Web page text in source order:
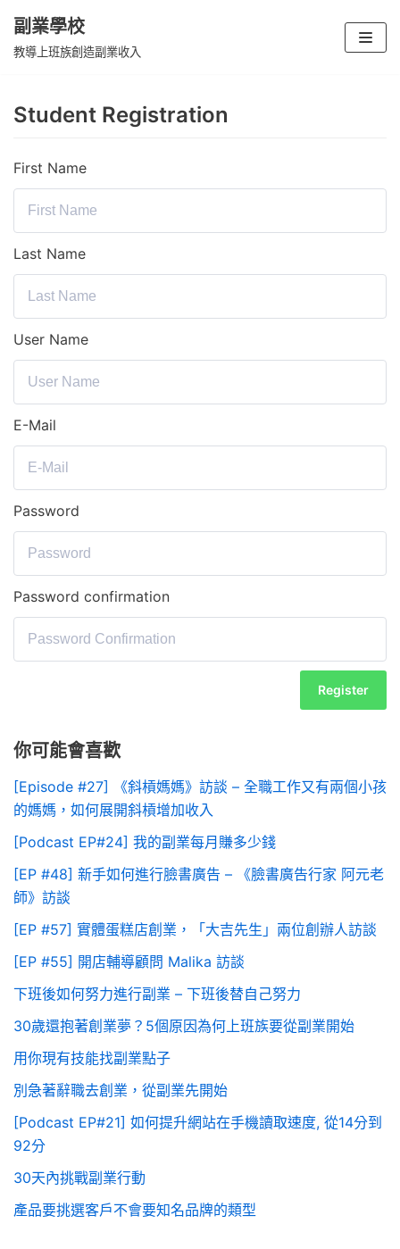
Skip
副業學校
教導上班族創造副業收入
Student Registration
First Name
Last Name
User Name
E-Mail
Password
Password confirmation
Register
你可能會喜歡
[Episode #27] 《斜槓媽媽》訪談 – 全職工作又有兩個小孩
的媽媽，如何展開斜槓增加收入
[Podcast EP#24] 我的副業每月賺多少錢
[EP #48] 新手如何進行臉書廣告 – 《臉書廣告行家 阿元老
師》訪談
[EP #57] 實體蛋糕店創業，「大吉先生」兩位創辦人訪談
[EP #55] 開店輔導顧問 Malika 訪談
下班後如何努力進行副業 – 下班後替自己努力
30歲還抱著創業夢？5個原因為何上班族要從副業開始
用你現有技能找副業點子
別急著辭職去創業，從副業先開始
[Podcast EP#21] 如何提升網站在手機讀取速度, 從14分到
92分
30天內挑戰副業行動
產品要挑選客戶不會要知名品牌的類型